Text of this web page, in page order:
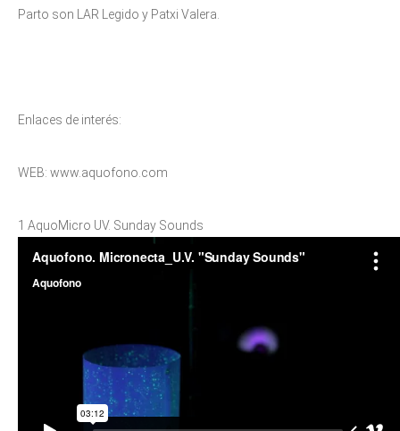
Parto son LAR Legido y Patxi Valera.
Enlaces de interés:
WEB: www.aquofono.com
1 AquoMicro UV. Sunday Sounds